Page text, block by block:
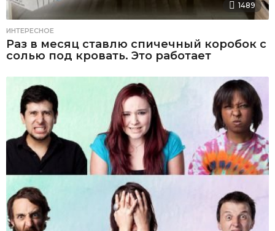
1489
ИНТЕРЕСНОЕ
Раз в месяц ставлю спичечный коробок с
солью под кровать. Это работает